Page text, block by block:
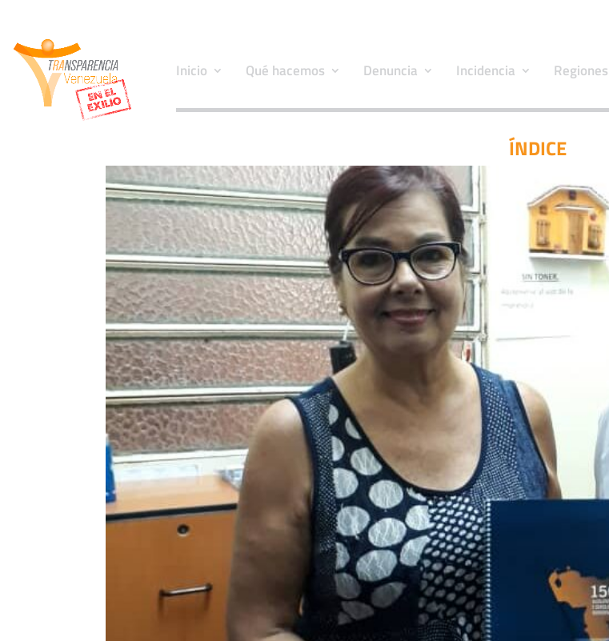
Inicio Qué hacemos Denuncia Incidencia Regiones
ÍNDICE